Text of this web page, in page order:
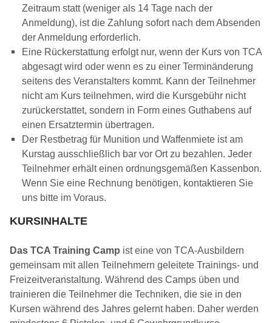
Zeitraum statt (weniger als 14 Tage nach der
Anmeldung), ist die Zahlung sofort nach dem Absenden
der Anmeldung erforderlich.
Eine Rückerstattung erfolgt nur, wenn der Kurs von TCA
abgesagt wird oder wenn es zu einer Terminänderung
seitens des Veranstalters kommt. Kann der Teilnehmer
nicht am Kurs teilnehmen, wird die Kursgebühr nicht
zurückerstattet, sondern in Form eines Guthabens auf
einen Ersatztermin übertragen.
Der Restbetrag für Munition und Waffenmiete ist am
Kurstag ausschließlich bar vor Ort zu bezahlen. Jeder
Teilnehmer erhält einen ordnungsgemäßen Kassenbon.
Wenn Sie eine Rechnung benötigen, kontaktieren Sie
uns bitte im Voraus.
KURSINHALTE
Das TCA Training Camp ist eine von TCA-Ausbildern
gemeinsam mit allen Teilnehmern geleitete Trainings- und
Freizeitveranstaltung. Während des Camps üben und
trainieren die Teilnehmer die Techniken, die sie in den
Kursen während des Jahres gelernt haben. Daher werden